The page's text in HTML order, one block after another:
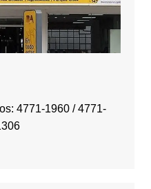
4771-1960 / 4771-